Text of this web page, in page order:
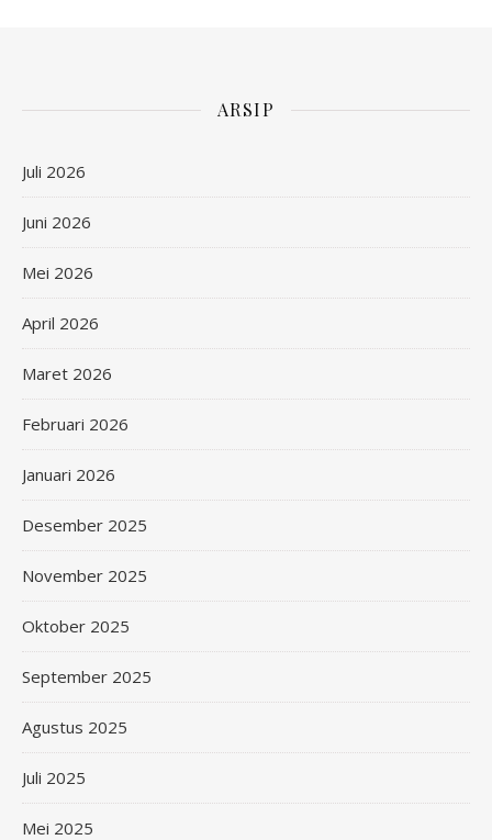
ARSIP
Juli 2026
Juni 2026
Mei 2026
April 2026
Maret 2026
Februari 2026
Januari 2026
Desember 2025
November 2025
Oktober 2025
September 2025
Agustus 2025
Juli 2025
Mei 2025